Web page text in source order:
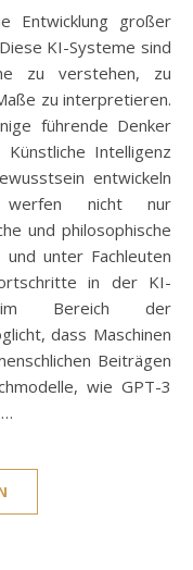
KI-Systeme sind
zu verstehen, zu
zu interpretieren.
führende Denker
Intelligenz
entwickeln
werfen nicht nur
und philosophische
unter Fachleuten
in der KI-
im Bereich der
dass Maschinen
Beiträgen
wie GPT-3